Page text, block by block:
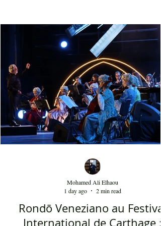
de beauté, ainsi que la foule attirée et entraînée
cette célébration, comprenant notamment les
youyous, les larmes de bonheur et les
applaudissements sincères. "Ya Loumima"
sans doute, à capturer toute l'ambivalence de
moment précieux grâce à une performance
Mohamed Ali Elhaou
1 day ago
2 min read